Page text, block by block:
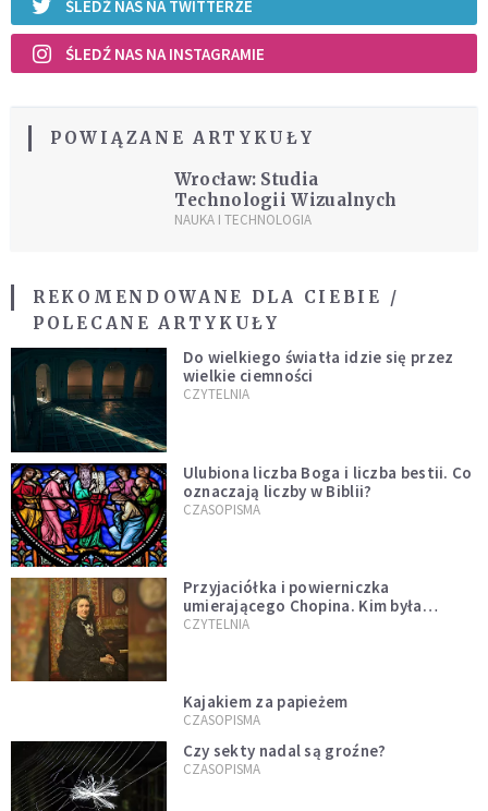
ŚLEDŹ NAS NA TWITTERZE
ŚLEDŹ NAS NA INSTAGRAMIE
POWIĄZANE ARTYKUŁY
Wrocław: Studia
Technologii Wizualnych
NAUKA I TECHNOLOGIA
REKOMENDOWANE DLA CIEBIE /
POLECANE ARTYKUŁY
Do wielkiego światła idzie się przez
wielkie ciemności
CZYTELNIA
Ulubiona liczba Boga i liczba bestii. Co
oznaczają liczby w Biblii?
CZASOPISMA
Przyjaciółka i powierniczka
umierającego Chopina. Kim była
Marcelina Czartoryska?
CZYTELNIA
Kajakiem za papieżem
CZASOPISMA
Czy sekty nadal są groźne?
CZASOPISMA